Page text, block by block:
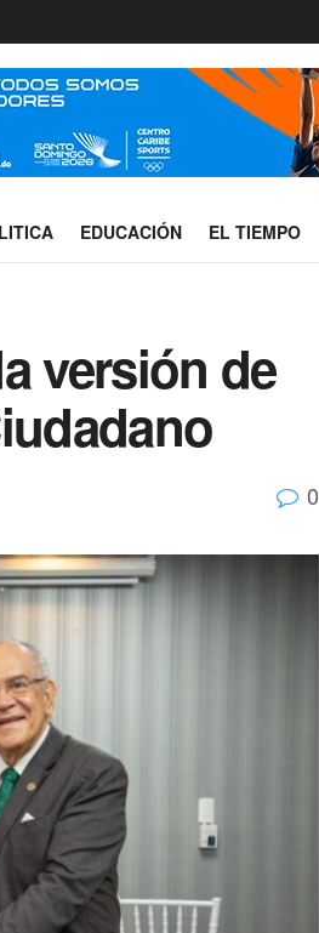
EDUCACIÓN EL TIEMPO
versión de
0